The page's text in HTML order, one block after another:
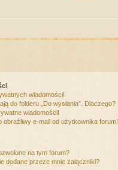
wiadomości!
do folderu „Do wysłania”. Dlaczego?
wiadomości!
obraźliwy e-mail od użytkownika forum!
na tym forum?
dodane przeze mnie załączniki?